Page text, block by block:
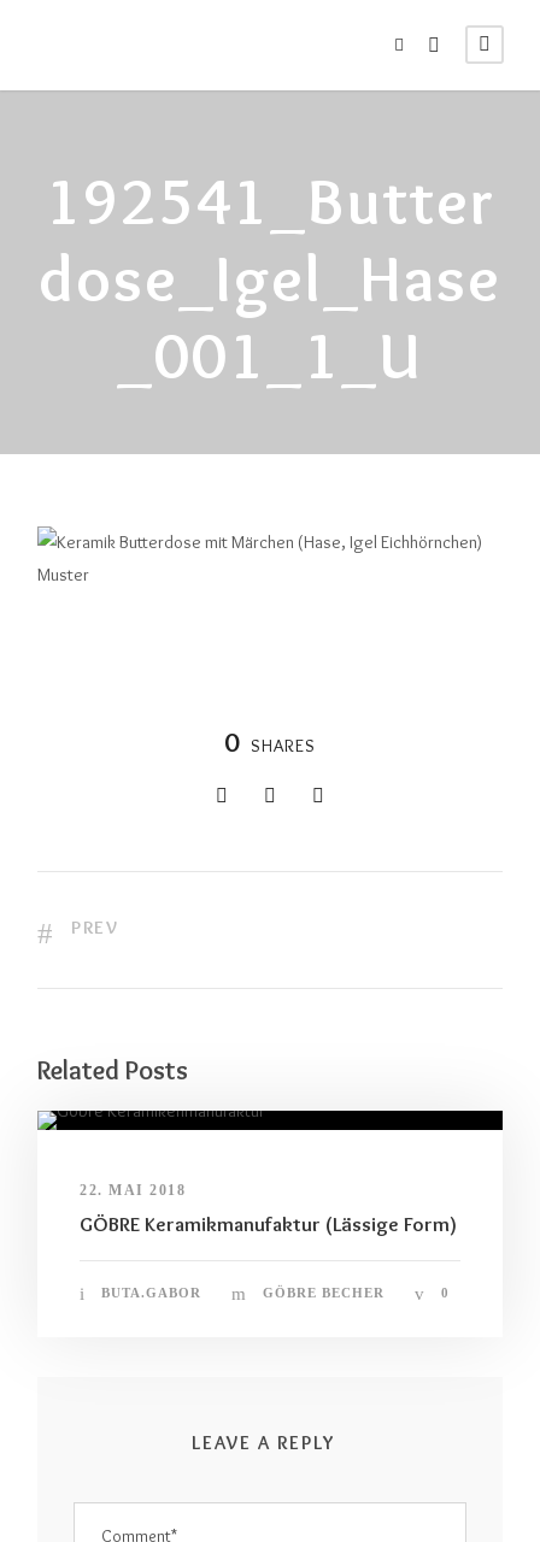
192541_Butter
Dose_Igel_Hase
_001_1_U
0 SHARES
PREV
Related Posts
22. MAI 2018
GÖBRE Keramikmanufaktur (Lässige Form)
BUTA.GABOR GÖBRE BECHER 0
LEAVE A REPLY